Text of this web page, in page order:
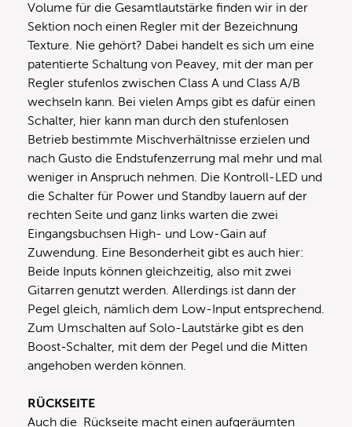
Volume für die Gesamtlautstärke finden wir in der
Sektion noch einen Regler mit der Bezeichnung
Texture. Nie gehört? Dabei handelt es sich um eine
patentierte Schaltung von Peavey, mit der man per
Regler stufenlos zwischen Class A und Class A/B
wechseln kann. Bei vielen Amps gibt es dafür einen
Schalter, hier kann man durch den stufenlosen
Betrieb bestimmte Mischverhältnisse erzielen und
nach Gusto die Endstufenzerrung mal mehr und mal
weniger in Anspruch nehmen. Die Kontroll-LED und
die Schalter für Power und Standby lauern auf der
rechten Seite und ganz links warten die zwei
Eingangsbuchsen High- und Low-Gain auf
Zuwendung. Eine Besonderheit gibt es auch hier:
Beide Inputs können gleichzeitig, also mit zwei
Gitarren genutzt werden. Allerdings ist dann der
Pegel gleich, nämlich dem Low-Input entsprechend.
Zum Umschalten auf Solo-Lautstärke gibt es den
Boost-Schalter, mit dem der Pegel und die Mitten
angehoben werden können.
RÜCKSEITE
Auch die Rückseite macht einen aufgeräumten